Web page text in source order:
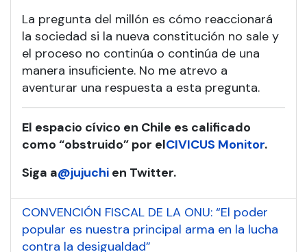
La pregunta del millón es cómo reaccionará
la sociedad si la nueva constitución no sale y
el proceso no continúa o continúa de una
manera insuficiente. No me atrevo a
aventurar una respuesta a esta pregunta.
El espacio cívico en Chile es calificado
como “obstruido” por elCIVICUS Monitor.
Siga a@jujuchi en Twitter.
CONVENCIÓN FISCAL DE LA ONU: “El poder
popular es nuestra principal arma en la lucha
contra la desigualdad”